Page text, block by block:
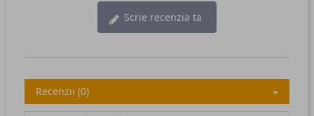
Scrie recenzia ta
Recenzii (0)